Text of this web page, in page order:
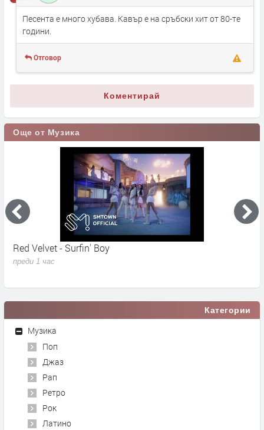
Песента е много хубава. Кавър е на сръбски хит от 80-те
години.
Отговор
Коментирай
Още от Музика
Red Velvet - Surfin' Boy
преди 1 час
Категории
Музика
Поп
Джаз
Рап
Ретро
Рок
Латино